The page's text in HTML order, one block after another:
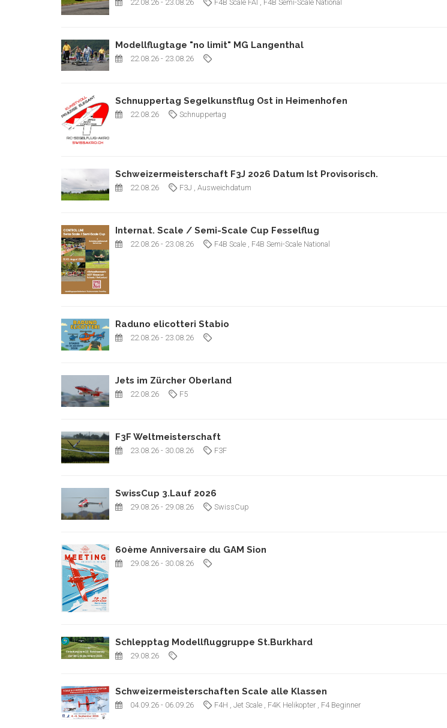
22.08.26 - 23.08.26 F4B Scale FAI , F4B Semi-Scale National
Modellflugtage "no limit" MG Langenthal
22.08.26 - 23.08.26
Schnuppertag Segelkunstflug Ost in Heimenhofen
22.08.26 Schnuppertag
Schweizermeisterschaft F3J 2026 Datum Ist Provisorisch.
22.08.26 F3J , Ausweichdatum
Internat. Scale / Semi-Scale Cup Fesselflug
22.08.26 - 23.08.26 F4B Scale , F4B Semi-Scale National
Raduno elicotteri Stabio
22.08.26 - 23.08.26
Jets im Zürcher Oberland
22.08.26 F5
F3F Weltmeisterschaft
23.08.26 - 30.08.26 F3F
SwissCup 3.Lauf 2026
29.08.26 - 29.08.26 SwissCup
60ème Anniversaire du GAM Sion
29.08.26 - 30.08.26
Schlepptag Modellfluggruppe St.Burkhard
29.08.26
Schweizermeisterschaften Scale alle Klassen
04.09.26 - 06.09.26 F4H , Jet Scale , F4K Helikopter , F4 Beginner